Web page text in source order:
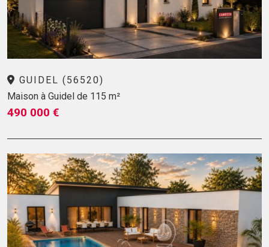
GUIDEL (56520)
Maison à Guidel de 115 m²
490 000 €